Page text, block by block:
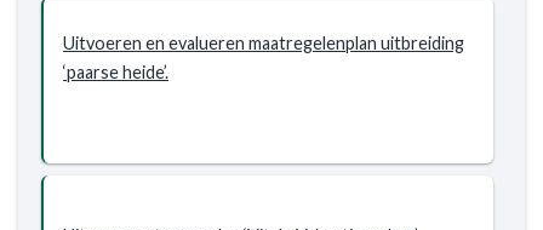
Uitvoeren en evalueren maatregelenplan uitbreiding
‘paarse heide’.